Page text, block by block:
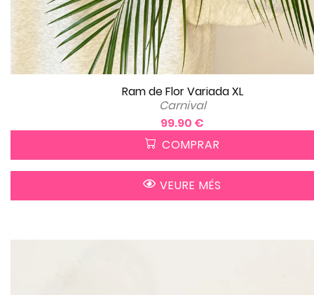
Ram de Flor Variada XL
Carnival
99.90 €
COMPRAR
VEURE MÉS